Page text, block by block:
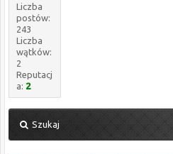
Liczba
postów:
243
Liczba
wątków:
2
Reputacj
a: 2
Szukaj